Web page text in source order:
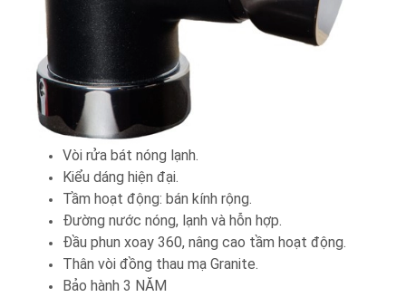
Vòi rửa bát nóng lạnh.
Kiểu dáng hiện đại.
Tầm hoạt động: bán kính rộng.
Đường nước nóng, lạnh và hỗn hợp.
Đầu phun xoay 360, nâng cao tầm hoạt động.
Thân vòi đồng thau mạ Granite.
Bảo hành 3 NĂM